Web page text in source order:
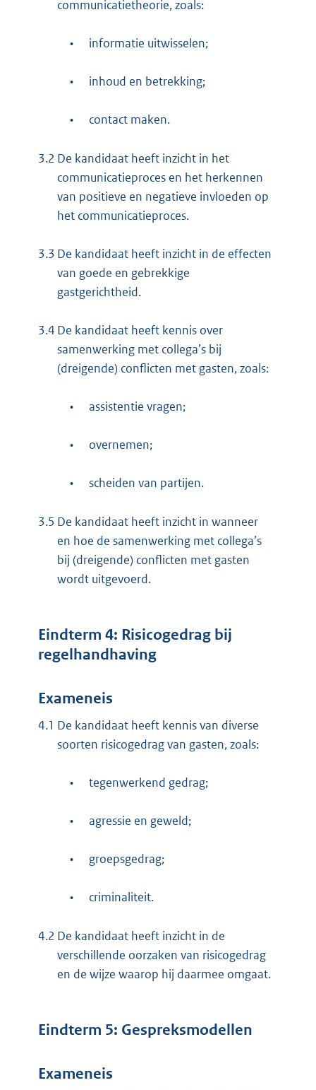
communicatietheorie, zoals:
• informatie uitwisselen;
• inhoud en betrekking;
• contact maken.
3.2 De kandidaat heeft inzicht in het
communicatieproces en het herkennen
van positieve en negatieve invloeden op
het communicatieproces.
3.3 De kandidaat heeft inzicht in de effecten
van goede en gebrekkige
gastgerichtheid.
3.4 De kandidaat heeft kennis over
samenwerking met collega’s bij
(dreigende) conflicten met gasten, zoals:
• assistentie vragen;
• overnemen;
• scheiden van partijen.
3.5 De kandidaat heeft inzicht in wanneer
en hoe de samenwerking met collega’s
bij (dreigende) conflicten met gasten
wordt uitgevoerd.
Eindterm 4: Risicogedrag bij
regelhandhaving
Exameneis
4.1 De kandidaat heeft kennis van diverse
soorten risicogedrag van gasten, zoals:
• tegenwerkend gedrag;
• agressie en geweld;
• groepsgedrag;
• criminaliteit.
4.2 De kandidaat heeft inzicht in de
verschillende oorzaken van risicogedrag
en de wijze waarop hij daarmee omgaat.
Eindterm 5: Gespreksmodellen
Exameneis